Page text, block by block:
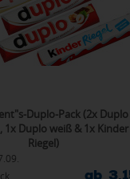
Duplo-Pack (2x Duplo
1x Duplo weiß & 1x Kinder
Riegel)
ab